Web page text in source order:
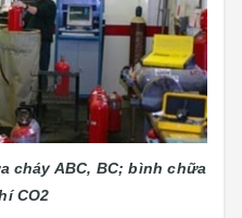
cháy ABC, BC; bình chữa
CO2